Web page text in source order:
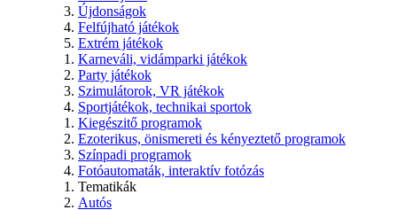
Újdonságok
Felfújható játékok
Extrém játékok
Karneváli, vidámparki játékok
Party játékok
Szimulátorok, VR játékok
Sportjátékok, technikai sportok
Kiegészitő programok
Ezoterikus, önismereti és kényeztető programok
Színpadi programok
Fotóautomaták, interaktív fotózás
Tematikák
Autós